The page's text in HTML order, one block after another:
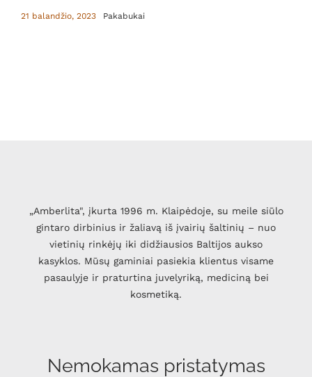
21 balandžio, 2023 Pakabukai
„Amberlita", įkurta 1996 m. Klaipėdoje, su meile siūlo
gintaro dirbinius ir žaliavą iš įvairių šaltinių – nuo
vietinių rinkėjų iki didžiausios Baltijos aukso
kasyklos. Mūsų gaminiai pasiekia klientus visame
pasaulyje ir praturtina juvelyriką, mediciną bei
kosmetiką.
Nemokamas pristatymas